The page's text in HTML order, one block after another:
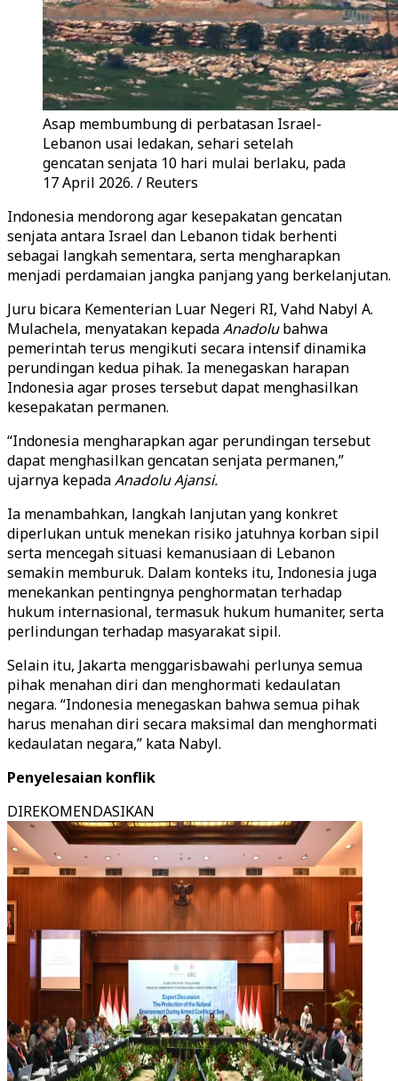
Asap membumbung di perbatasan Israel-
Lebanon usai ledakan, sehari setelah
gencatan senjata 10 hari mulai berlaku, pada
17 April 2026. / Reuters
Indonesia mendorong agar kesepakatan gencatan
senjata antara Israel dan Lebanon tidak berhenti
sebagai langkah sementara, serta mengharapkan
menjadi perdamaian jangka panjang yang berkelanjutan.
Juru bicara Kementerian Luar Negeri RI, Vahd Nabyl A.
Mulachela, menyatakan kepadaAnadolubahwa
pemerintah terus mengikuti secara intensif dinamika
perundingan kedua pihak. Ia menegaskan harapan
Indonesia agar proses tersebut dapat menghasilkan
kesepakatan permanen.
“Indonesia mengharapkan agar perundingan tersebut
dapat menghasilkan gencatan senjata permanen,”
ujarnya kepadaAnadolu Ajansi.
Ia menambahkan, langkah lanjutan yang konkret
diperlukan untuk menekan risiko jatuhnya korban sipil
serta mencegah situasi kemanusiaan di Lebanon
semakin memburuk. Dalam konteks itu, Indonesia juga
menekankan pentingnya penghormatan terhadap
hukum internasional, termasuk hukum humaniter, serta
perlindungan terhadap masyarakat sipil.
Selain itu, Jakarta menggarisbawahi perlunya semua
pihak menahan diri dan menghormati kedaulatan
negara. “Indonesia menegaskan bahwa semua pihak
harus menahan diri secara maksimal dan menghormati
kedaulatan negara,” kata Nabyl.
Penyelesaian konflik
DIREKOMENDASIKAN